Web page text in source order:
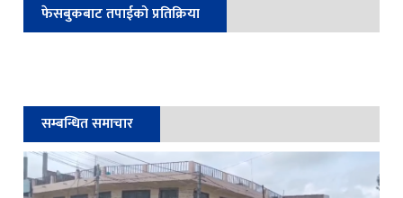
फेसबुकबाट तपाईको प्रतिक्रिया
सम्बन्धित समाचार